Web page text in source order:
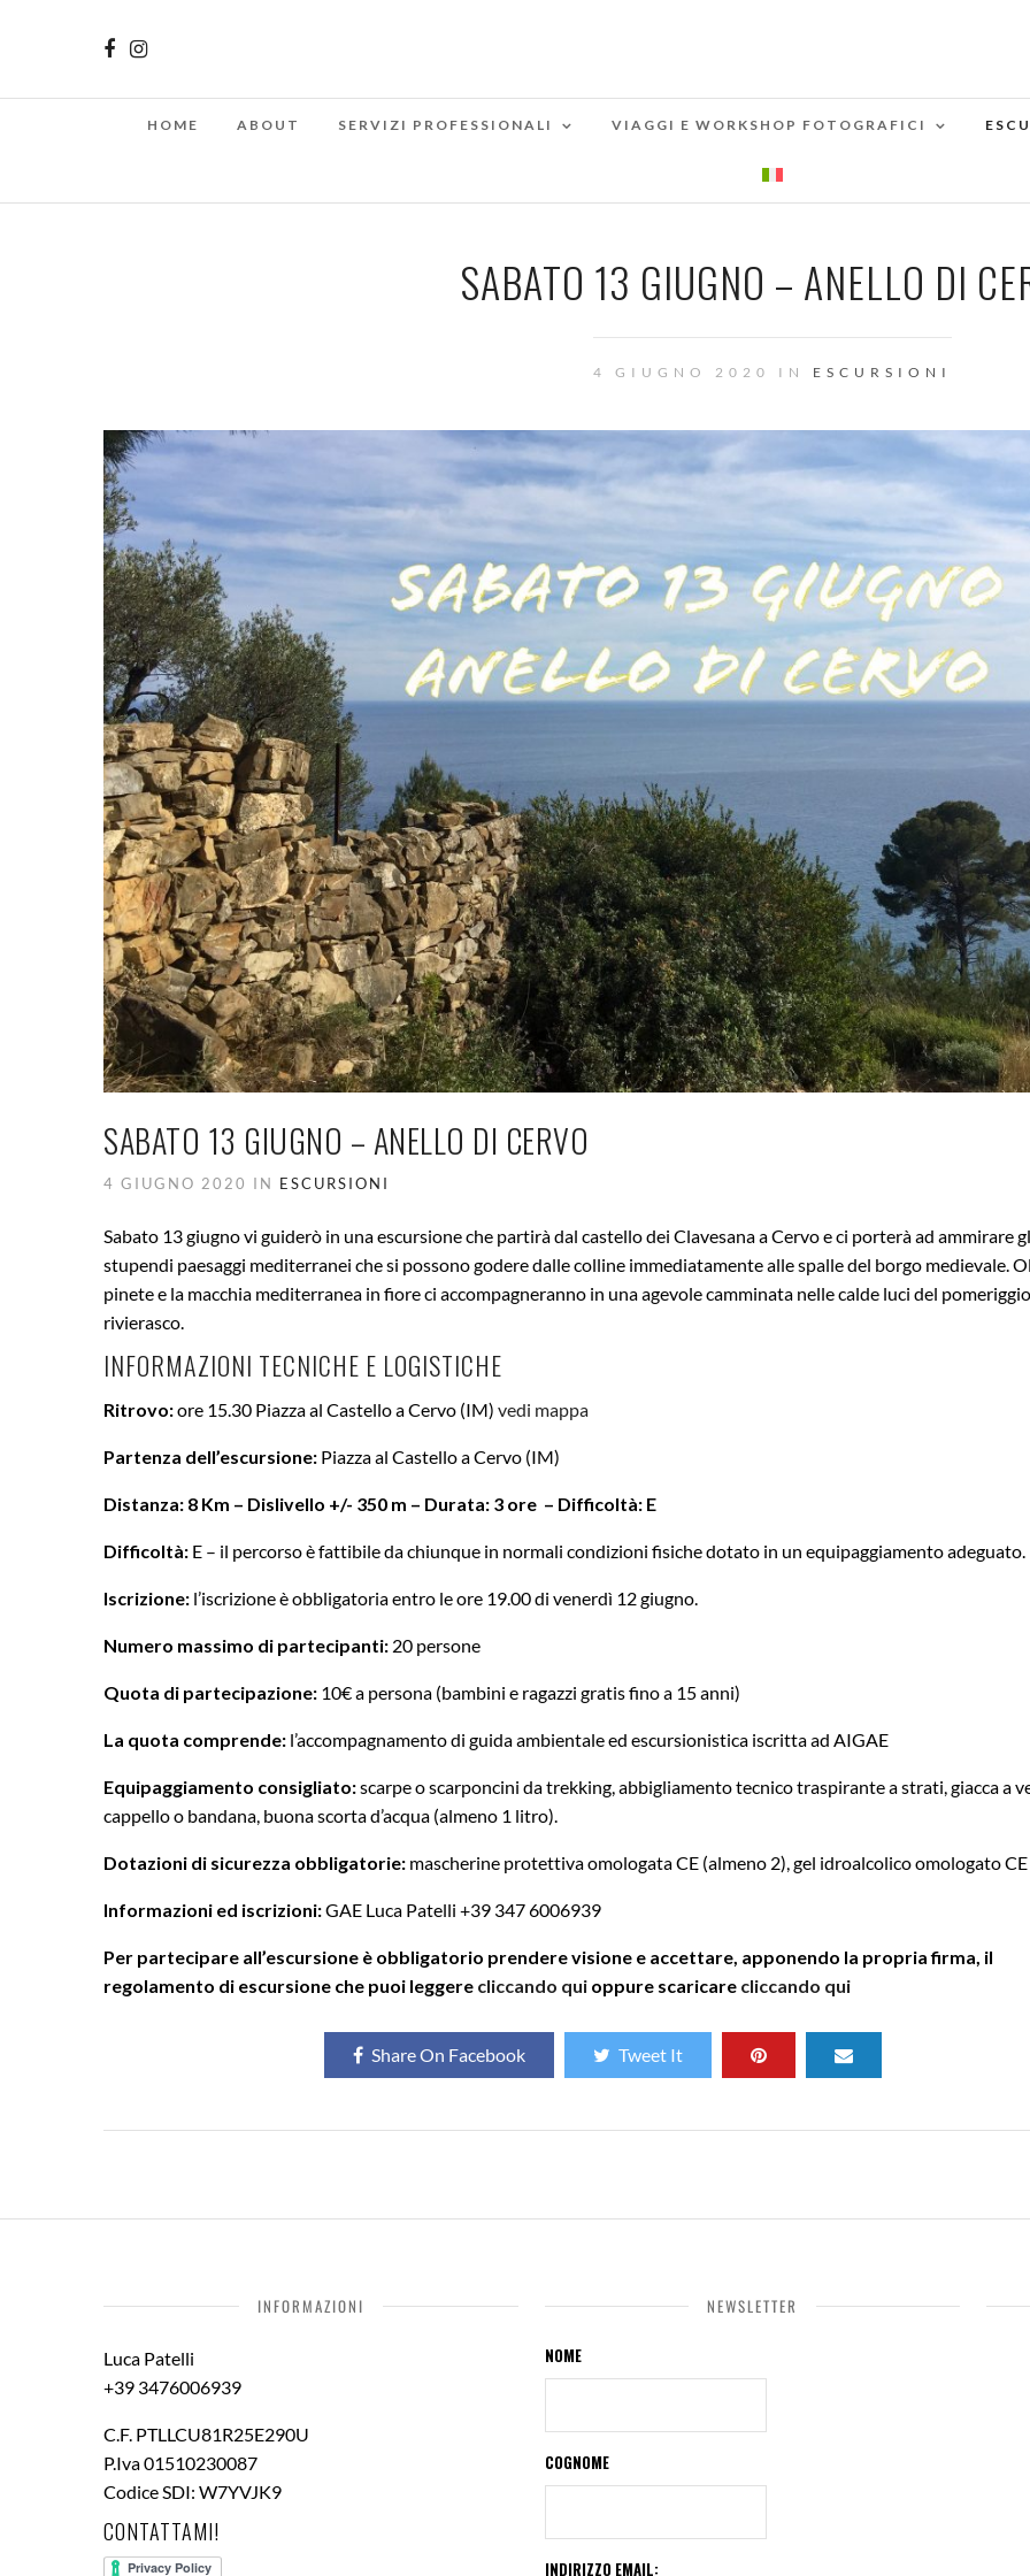
HOME ABOUT SERVIZI PROFESSIONALI VIAGGI E WORKSHOP FOTOGRAFICI
SABATO 13 GIUGNO – ANELLO DI
4 GIUGNO 2020 IN ESCURSIONI
SABATO 13 GIUGNO – ANELLO DI CERVO
4 GIUGNO 2020 IN ESCURSIONI
Sabato 13 giugno vi guiderò in una escursione che partirà dal castello dei Clavesana a Cervo e ci porterà ad ammirare
stupendi paesaggi mediterranei che si possono godere dalle colline immediatamente alle spalle del borgo medievale.
pinete e la macchia mediterranea in fiore ci accompagneranno in una agevole camminata nelle calde luci del pomeriggio
rivierasco.
INFORMAZIONI TECNICHE E LOGISTICHE
Ritrovo:ore 15.30 Piazza al Castello a Cervo (IM) vedi mappa
Partenza dell’escursione: Piazza al Castello a Cervo (IM)
Distanza: 8 Km – Dislivello +/- 350 m – Durata: 3 ore – Difficoltà: E
Difficoltà: E – il percorso è fattibile da chiunque in normali condizioni fisiche dotato in un equipaggiamento adeguato.
Iscrizione: l’iscrizione è obbligatoria entro le ore 19.00 di venerdì 12 giugno.
Numero massimo di partecipanti: 20 persone
Quota di partecipazione: 10€ a persona (bambini e ragazzi gratis fino a 15 anni)
La quota comprende: l’accompagnamento di guida ambientale ed escursionistica iscritta ad AIGAE
Equipaggiamento consigliato:scarpe o scarponcini da trekking, abbigliamento tecnico traspirante a strati, giacca a
cappello o bandana, buona scorta d’acqua (almeno 1 litro).
Dotazioni di sicurezza obbligatorie: mascherine protettiva omologata CE (almeno 2), gel idroalcolico omologato CE
Informazioni ed iscrizioni:GAE Luca Patelli +39 347 6006939
Per partecipare all’escursione è obbligatorio prendere visione e accettare, apponendo la propria firma, il
regolamento di escursione che puoi leggere cliccando qui oppure scaricare cliccando qui
Share On Facebook Tweet It
INFORMAZIONI
Luca Patelli
+39 3476006939
C.F. PTLLCU81R25E290U
P.Iva 01510230087
Codice SDI: W7YVJK9
CONTATTAMI!
NEWSLETTER
NOME
COGNOME
INDIRIZZO EMAIL: